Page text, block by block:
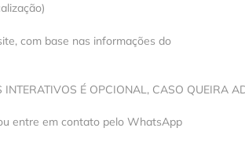
com base nas informações do
INTERATIVOS É OPCIONAL, CASO QUEIRA
entre em contato pelo WhatsApp